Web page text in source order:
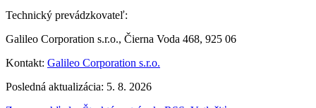
Technický prevádzkovateľ:
Galileo Corporation s.r.o., Čierna Voda 468, 925 06
Kontakt: Galileo Corporation s.r.o.
Posledná aktualizácia: 5. 8. 2026